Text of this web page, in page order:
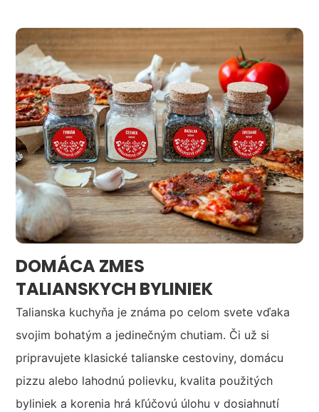
DOMÁCA ZMES
TALIANSKYCH BYLINIEK
Talianska kuchyňa je známa po celom svete vďaka
svojim bohatým a jedinečným chutiam. Či už si
pripravujete klasické talianske cestoviny, domácu
pizzu alebo lahodnú polievku, kvalita použitých
byliniek a korenia hrá kľúčovú úlohu v dosiahnutí